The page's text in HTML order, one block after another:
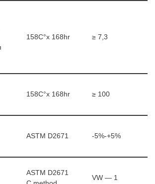
158C°x 168hr ≥ 7,3
158C°x 168hr ≥ 100
ASTM D2671 -5%-+5%
ASTM D2671
VW — 1